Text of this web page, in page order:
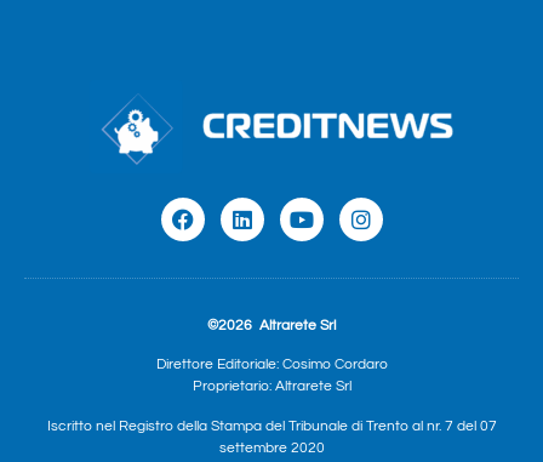
©2026 Altrarete Srl
Direttore Editoriale: Cosimo Cordaro
Proprietario: Altrarete Srl
Iscritto nel Registro della Stampa del Tribunale di Trento al nr. 7 del 07
settembre 2020